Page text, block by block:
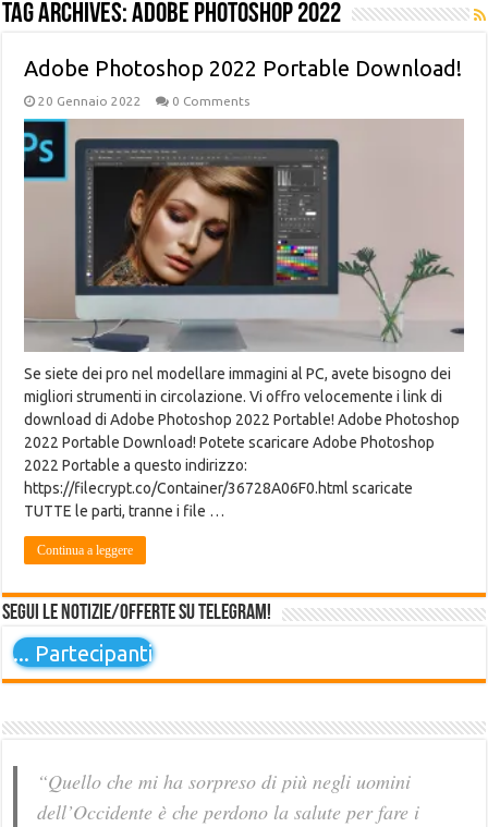
Tag Archives:Adobe Photoshop 2022
Adobe Photoshop 2022 Portable Download!
20 Gennaio 2022 0 Comments
Se siete dei pro nel modellare immagini al PC, avete bisogno dei
migliori strumenti in circolazione. Vi offro velocemente i link di
download di Adobe Photoshop 2022 Portable! Adobe Photoshop
2022 Portable Download! Potete scaricare Adobe Photoshop
2022 Portable a questo indirizzo:
https://filecrypt.co/Container/36728A06F0.html scaricate
TUTTE le parti, tranne i file …
Continua a leggere
Segui le notizie/offerte su Telegram!
... Partecipanti
“Quello che mi ha sorpreso di più negli uomini
dell’Occidente è che perdono la salute per fare i